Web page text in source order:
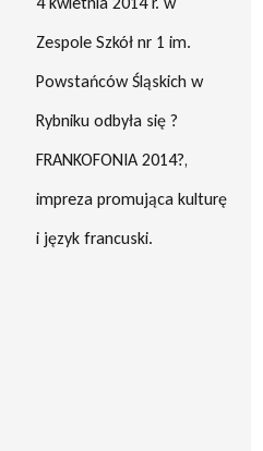
Zespole Szkół nr 1 im.
Powstańców Śląskich w
Rybniku odbyła się ?
FRANKOFONIA 2014?,
impreza promująca kulturę
i język francuski.